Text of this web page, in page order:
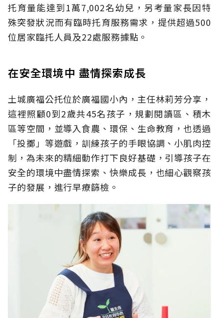
托育量能達到1萬7,002名幼兒，另考量家長因特
殊突發狀況而有臨時托育服務需求，提供超過500
位居家臨托人員及22處服務據點。
在安全環境中 盡情探索成長
土城廣福公托位於廣福國小內，主任林莉芳分享，
這裡照顧0到2歲共45名孩子，規劃閱讀區、積木
區等空間，並導入食農、環保、生命教育，也透過
「投擲」等遊戲，訓練孩子的手眼協調、小肌肉控
制，為未來的精細動作打下良好基礎，引導孩子在
安全的環境中盡情探索、快樂成長，也細心觀察孩
子的發展，進行早療篩檢。